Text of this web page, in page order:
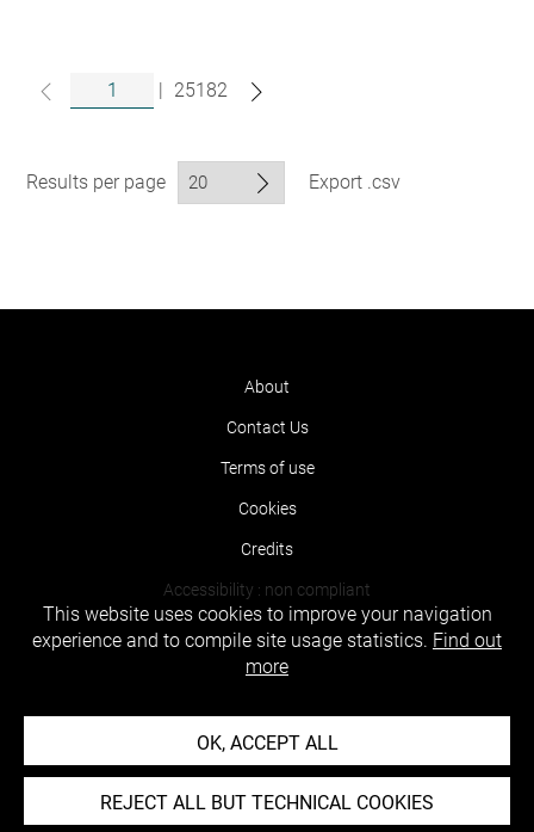
| 25182
Results per page Export .csv
About
Contact Us
Terms of use
Cookies
Credits
Accessibility : non compliant
This website uses cookies to improve your navigation
experience and to compile site usage statistics. Find out
more
OK, ACCEPT ALL
REJECT ALL BUT TECHNICAL COOKIES